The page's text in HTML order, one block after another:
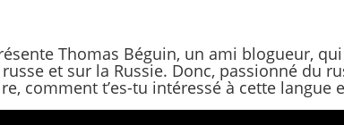
Thomas Béguin, un ami blogueur,
russe et sur la Russie. Donc, passionné du
comment t’es-tu intéressé à cette langue